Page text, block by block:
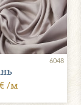
6048
/м